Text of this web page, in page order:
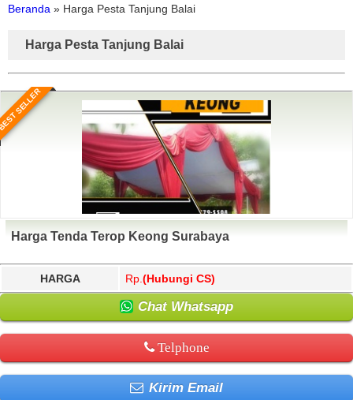
Beranda » Harga Pesta Tanjung Balai
Harga Pesta Tanjung Balai
SELLER
Harga Tenda Terop Keong Surabaya
HARGA Rp. (Hubungi CS)
Chat Whatsapp
Telphone
Kirim Email